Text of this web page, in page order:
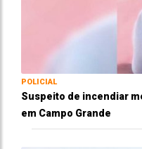
POLICIAL
Suspeito de incendiar
em Campo Grande